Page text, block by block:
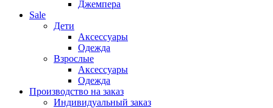
Джемпера
Sale
Дети
Аксессуары
Одежда
Взрослые
Аксессуары
Одежда
Производство на заказ
Индивидуальный заказ